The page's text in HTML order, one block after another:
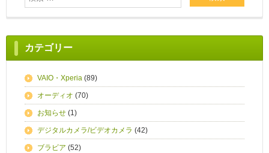
カテゴリー
VAIO・Xperia (89)
オーディオ (70)
お知らせ (1)
デジタルカメラ/ビデオカメラ (42)
ブラビア (52)